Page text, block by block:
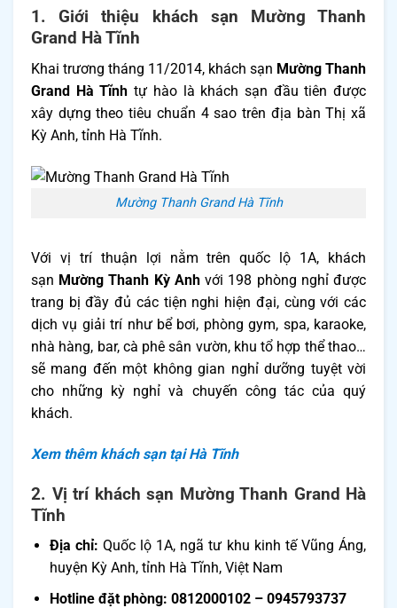
1. Giới thiệu khách sạn Mường Thanh
Grand Hà Tĩnh
Khai trương tháng 11/2014, khách sạn Mường Thanh
Grand Hà Tĩnh tự hào là khách sạn đầu tiên được
xây dựng theo tiêu chuẩn 4 sao trên địa bàn Thị xã
Kỳ Anh, tỉnh Hà Tĩnh.
Mường Thanh Grand Hà Tĩnh
Với vị trí thuận lợi nằm trên quốc lộ 1A, khách
sạn Mường Thanh Kỳ Anhvới 198 phòng nghỉ được
trang bị đầy đủ các tiện nghi hiện đại, cùng với các
dịch vụ giải trí như bể bơi, phòng gym, spa, karaoke,
nhà hàng, bar, cà phê sân vườn, khu tổ hợp thể thao…
sẽ mang đến một không gian nghỉ dưỡng tuyệt vời
cho những kỳ nghỉ và chuyến công tác của quý
khách.
Xem thêm khách sạn tại Hà Tĩnh
2. Vị trí khách sạn Mường Thanh Grand Hà
Tĩnh
Địa chỉ: Quốc lộ 1A, ngã tư khu kinh tế Vũng Áng,
huyện Kỳ Anh, tỉnh Hà Tĩnh, Việt Nam
Hotline đặt phòng: 0812000102 – 0945793737